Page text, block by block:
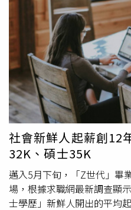
發超過1200元。平均端午獎
紀錄。禮品方面，企業對內
兩年，最受企業青睞的端午
零食」、「自家產品」、「
盒」。對外公關贈禮則有
均每份預算925元，低於去
「甜點禮盒」、「冰粽」、
梨酥」。值得注意的是，超
頭禁止員工收禮，以避免產
採購、外務相關職位需特別
45%預估會拿到端午獎金，
顯示，上班族最希望收到的
其次為「冰粽」、「甜點」
反之，「公司自家產品」、
品」及「茶葉禮盒」則被視
社會新鮮人起薪創
32K、碩士35K
邁入5月下旬，「Z世代」畢
場，根據求職網最新調查顯
士學歷」新鮮人開出的平均